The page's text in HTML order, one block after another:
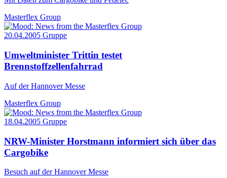
Masterflex Group
20.04.2005 Gruppe
Umweltminister Trittin testet
Brennstoffzellenfahrrad
Auf der Hannover Messe
Masterflex Group
18.04.2005 Gruppe
NRW-Minister Horstmann informiert sich über das
Cargobike
Besuch auf der Hannover Messe